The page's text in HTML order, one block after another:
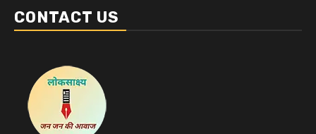
CONTACT US